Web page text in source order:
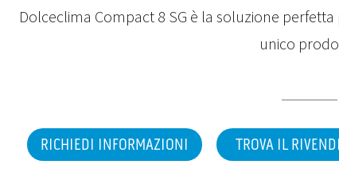
Dolceclima Compact 8 SG è la soluzione
unico
RICHIEDI INFORMAZIONI TROVA IL